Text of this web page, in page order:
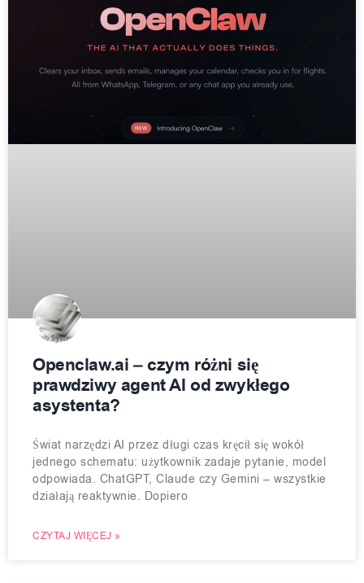
Openclaw.ai – czym różni się
prawdziwy agent AI od zwykłego
asystenta?
Świat narzędzi AI przez długi czas kręcił się wokół
jednego schematu: użytkownik zadaje pytanie, model
odpowiada. ChatGPT, Claude czy Gemini – wszystkie
działają reaktywnie. Dopiero
CZYTAJ WIĘCEJ »